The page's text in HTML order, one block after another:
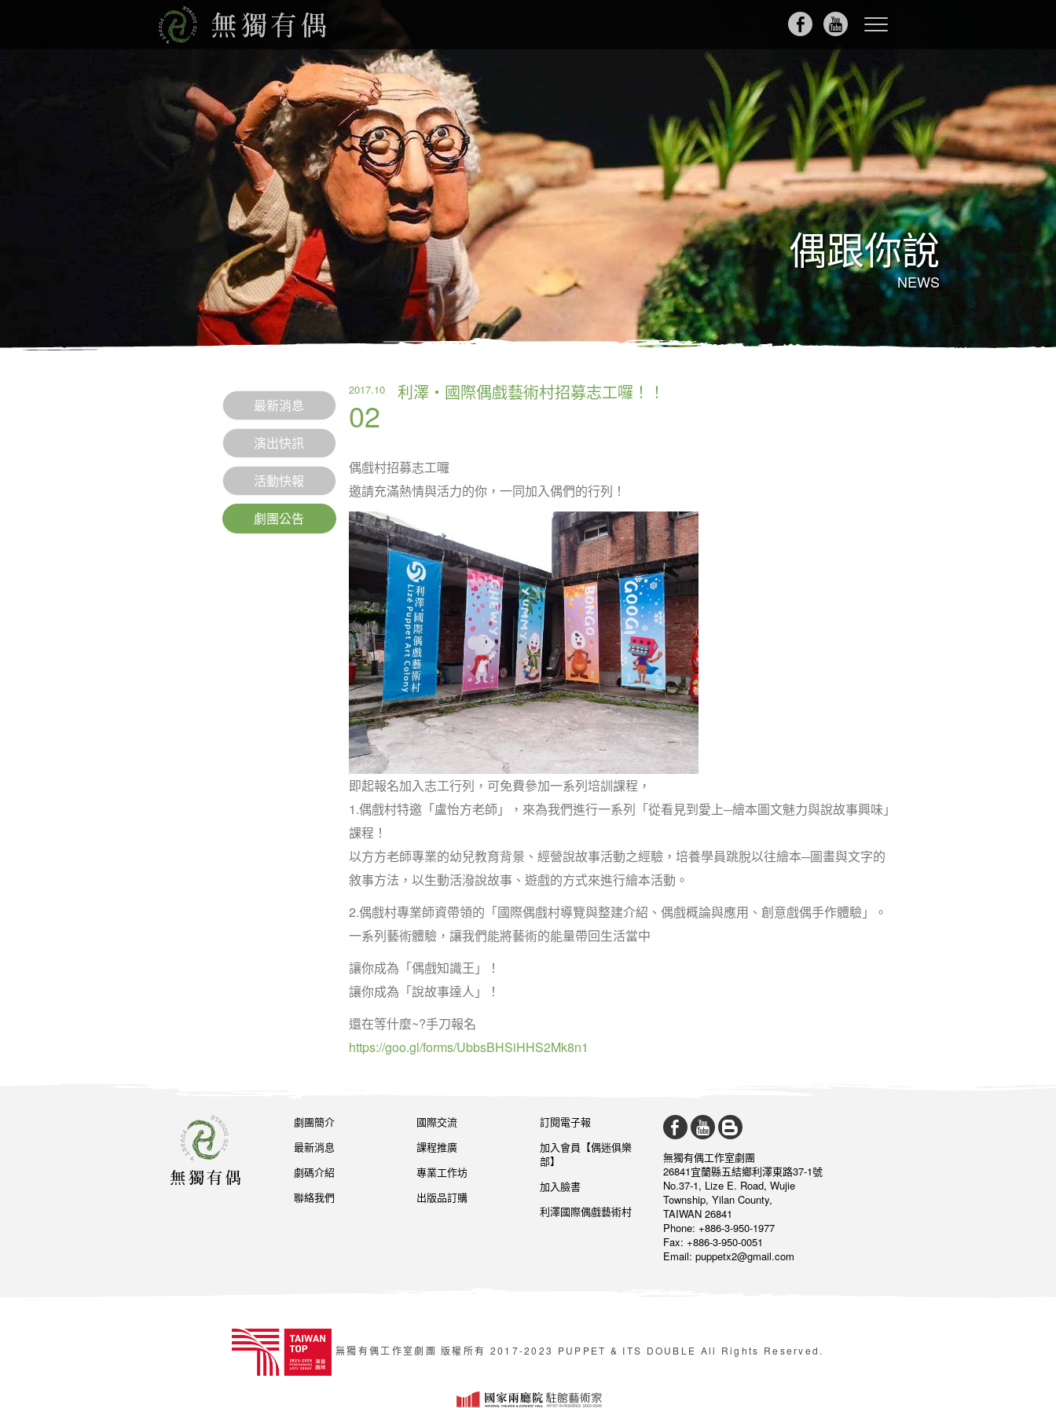
Toggle
偶跟你說
NEWS
最新消息
演出快訊
活動快報
劇團公告
2017.10
02
利澤‧國際偶戲藝術村招募志工囉！！
偶戲村招募志工囉
邀請充滿熱情與活力的你，一同加入偶們的行列！
即起報名加入志工行列，可免費參加一系列培訓課程，
1.偶戲村特邀「盧怡方老師」，來為我們進行一系列「從看見到愛上─繪本圖文魅力與說故事興味」
課程！
以方方老師專業的幼兒教育背景、經營說故事活動之經驗，培養學員跳脫以往繪本─圖畫與文字的
敘事方法，以生動活潑說故事、遊戲的方式來進行繪本活動。
2.偶戲村專業師資帶領的「國際偶戲村導覽與整建介紹、偶戲概論與應用、創意戲偶手作體驗」。
一系列藝術體驗，讓我們能將藝術的能量帶回生活當中
讓你成為「偶戲知識王」！
讓你成為「說故事達人」！
還在等什麼~?手刀報名
https://goo.gl/forms/UbbsBHSiHHS2Mk8n1
劇團簡介
最新消息
劇碼介紹
聯絡我們
國際交流
課程推廣
專業工作坊
出版品訂購
訂閱電子報
加入會員【偶迷俱樂
部】
加入臉書
利澤國際偶戲藝術村
無獨有偶工作室劇團
26841宜蘭縣五結鄉利澤東路37-1號
No.37-1, Lize E. Road, Wujie
Township, Yilan County,
TAIWAN 26841
Phone: +886-3-950-1977
Fax: +886-3-950-0051
Email: puppetx2@gmail.com
無獨有偶工作室劇團 版權所有 2017-2023 PUPPET & ITS DOUBLE All Rights Reserved.